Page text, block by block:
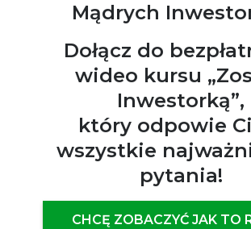
Mądrych
Dołącz do
wideo kursu
Inwestorką”,
który odpowie
wszystkie
pytania!
CHCĘ ZOBACZYĆ JAK TO